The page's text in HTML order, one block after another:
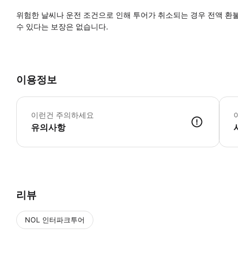
위험한 날씨나 운전 조건으로 인해 투어가 취소되는 경우 전액
수 있다는 보장은 없습니다.
이용정보
이런건 주의하세요
유의사항
• 출
리뷰
NOL 인터파크투어